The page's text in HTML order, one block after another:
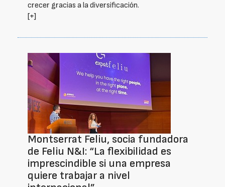
crecer gracias a la diversificación.
[+]
Montserrat Feliu, socia fundadora
de Feliu N&I: “La flexibilidad es
imprescindible si una empresa
quiere trabajar a nivel